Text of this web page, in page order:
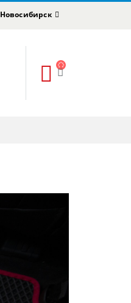
Новосибирск